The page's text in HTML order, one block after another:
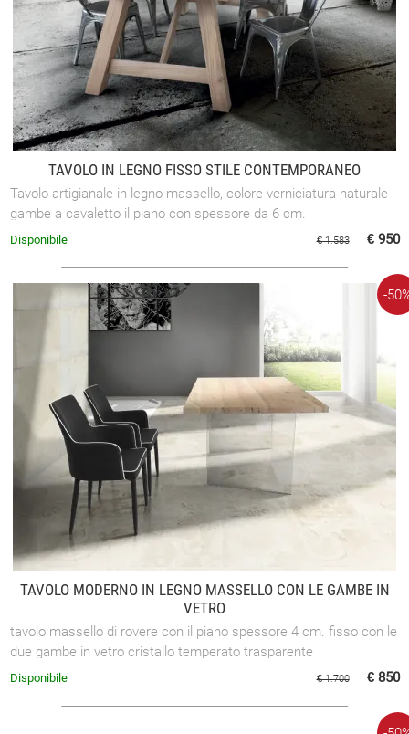
TAVOLO IN LEGNO FISSO STILE CONTEMPORANEO
Tavolo artigianale in legno massello, colore verniciatura naturale
gambe a cavaletto il piano con spessore da 6 cm.
€ 1.583 € 950
Disponibile
TAVOLO MODERNO IN LEGNO MASSELLO CON LE GAMBE IN
VETRO
tavolo massello di rovere con il piano spessore 4 cm. fisso con le
due gambe in vetro cristallo temperato trasparente
-
€ 1.700 € 850
Disponibile